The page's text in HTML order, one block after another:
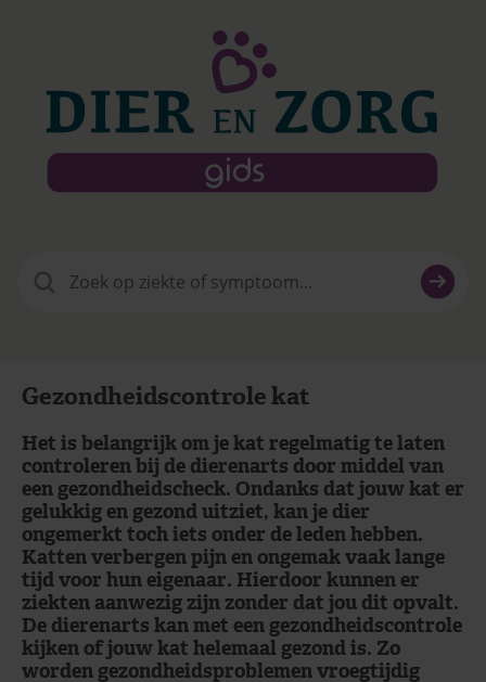
naar:
Gezondheidscontrole kat
Het is belangrijk om je kat regelmatig te laten
controleren bij de dierenarts door middel van
een gezondheidscheck. Ondanks dat jouw kat er
gelukkig en gezond uitziet, kan je dier
ongemerkt toch iets onder de leden hebben.
Katten verbergen pijn en ongemak vaak lange
tijd voor hun eigenaar. Hierdoor kunnen er
ziekten aanwezig zijn zonder dat jou dit opvalt.
De dierenarts kan met een gezondheidscontrole
kijken of jouw kat helemaal gezond is. Zo
worden gezondheidsproblemen vroegtijdig